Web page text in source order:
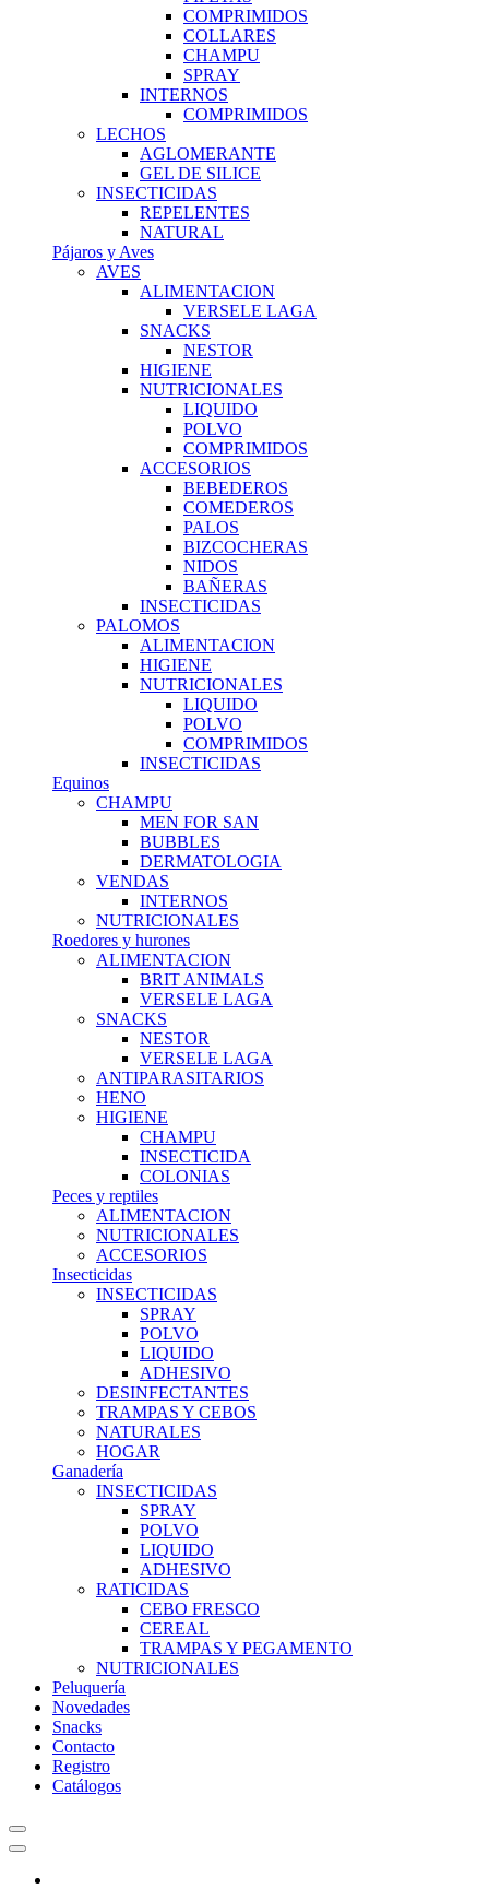
COMPRIMIDOS
COLLARES
CHAMPU
SPRAY
INTERNOS
COMPRIMIDOS
LECHOS
AGLOMERANTE
GEL DE SILICE
INSECTICIDAS
REPELENTES
NATURAL
Pájaros y Aves
AVES
ALIMENTACION
VERSELE LAGA
SNACKS
NESTOR
HIGIENE
NUTRICIONALES
LIQUIDO
POLVO
COMPRIMIDOS
ACCESORIOS
BEBEDEROS
COMEDEROS
PALOS
BIZCOCHERAS
NIDOS
BAÑERAS
INSECTICIDAS
PALOMOS
ALIMENTACION
HIGIENE
NUTRICIONALES
LIQUIDO
POLVO
COMPRIMIDOS
INSECTICIDAS
Equinos
CHAMPU
MEN FOR SAN
BUBBLES
DERMATOLOGIA
VENDAS
INTERNOS
NUTRICIONALES
Roedores y hurones
ALIMENTACION
BRIT ANIMALS
VERSELE LAGA
SNACKS
NESTOR
VERSELE LAGA
ANTIPARASITARIOS
HENO
HIGIENE
CHAMPU
INSECTICIDA
COLONIAS
Peces y reptiles
ALIMENTACION
NUTRICIONALES
ACCESORIOS
Insecticidas
INSECTICIDAS
SPRAY
POLVO
LIQUIDO
ADHESIVO
DESINFECTANTES
TRAMPAS Y CEBOS
NATURALES
HOGAR
Ganadería
INSECTICIDAS
SPRAY
POLVO
LIQUIDO
ADHESIVO
RATICIDAS
CEBO FRESCO
CEREAL
TRAMPAS Y PEGAMENTO
NUTRICIONALES
Peluquería
Novedades
Snacks
Contacto
Registro
Catálogos